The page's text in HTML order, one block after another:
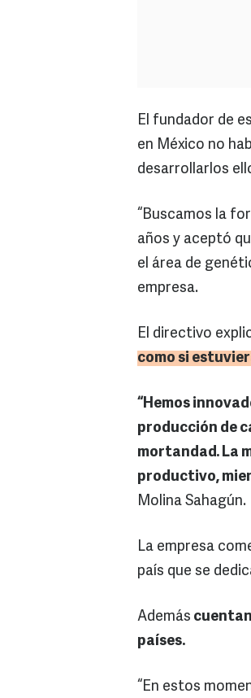
El fundador de
en México no
desarrollarlos
“Buscamos la
años y aceptó
el área de
empresa.
El directivo
como si
“Hemos
producción de
mortandad. La
productivo,
Molina Sahagún.
La empresa
país que se
Además
países.
“En estos